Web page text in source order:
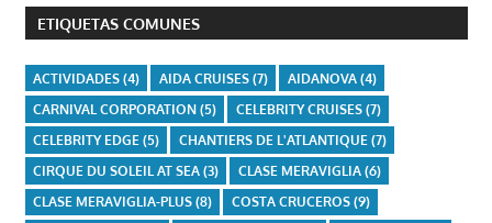
ETIQUETAS COMUNES
ACTIVIDADES(4) AIDA CRUISES(7) AIDANOVA(4)
CARNIVAL CORPORATION(5) CELEBRITY CRUISES(7)
CELEBRITY EDGE (5) CHANTIERS DE L'ATLANTIQUE (7)
CIRQUE DU SOLEIL AT SEA(3) CLASE MERAVIGLIA(6)
CLASE MERAVIGLIA-PLUS(8) COSTA CRUCEROS(9)